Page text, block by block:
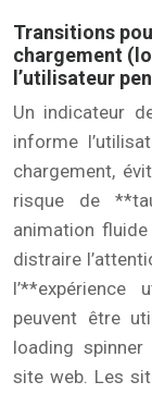
Transitions
chargement
l’utilisateur
Un indicateur
informe
chargement,
risque de
animation
distraire
l’**expérience
peuvent être
loading
site web. Les